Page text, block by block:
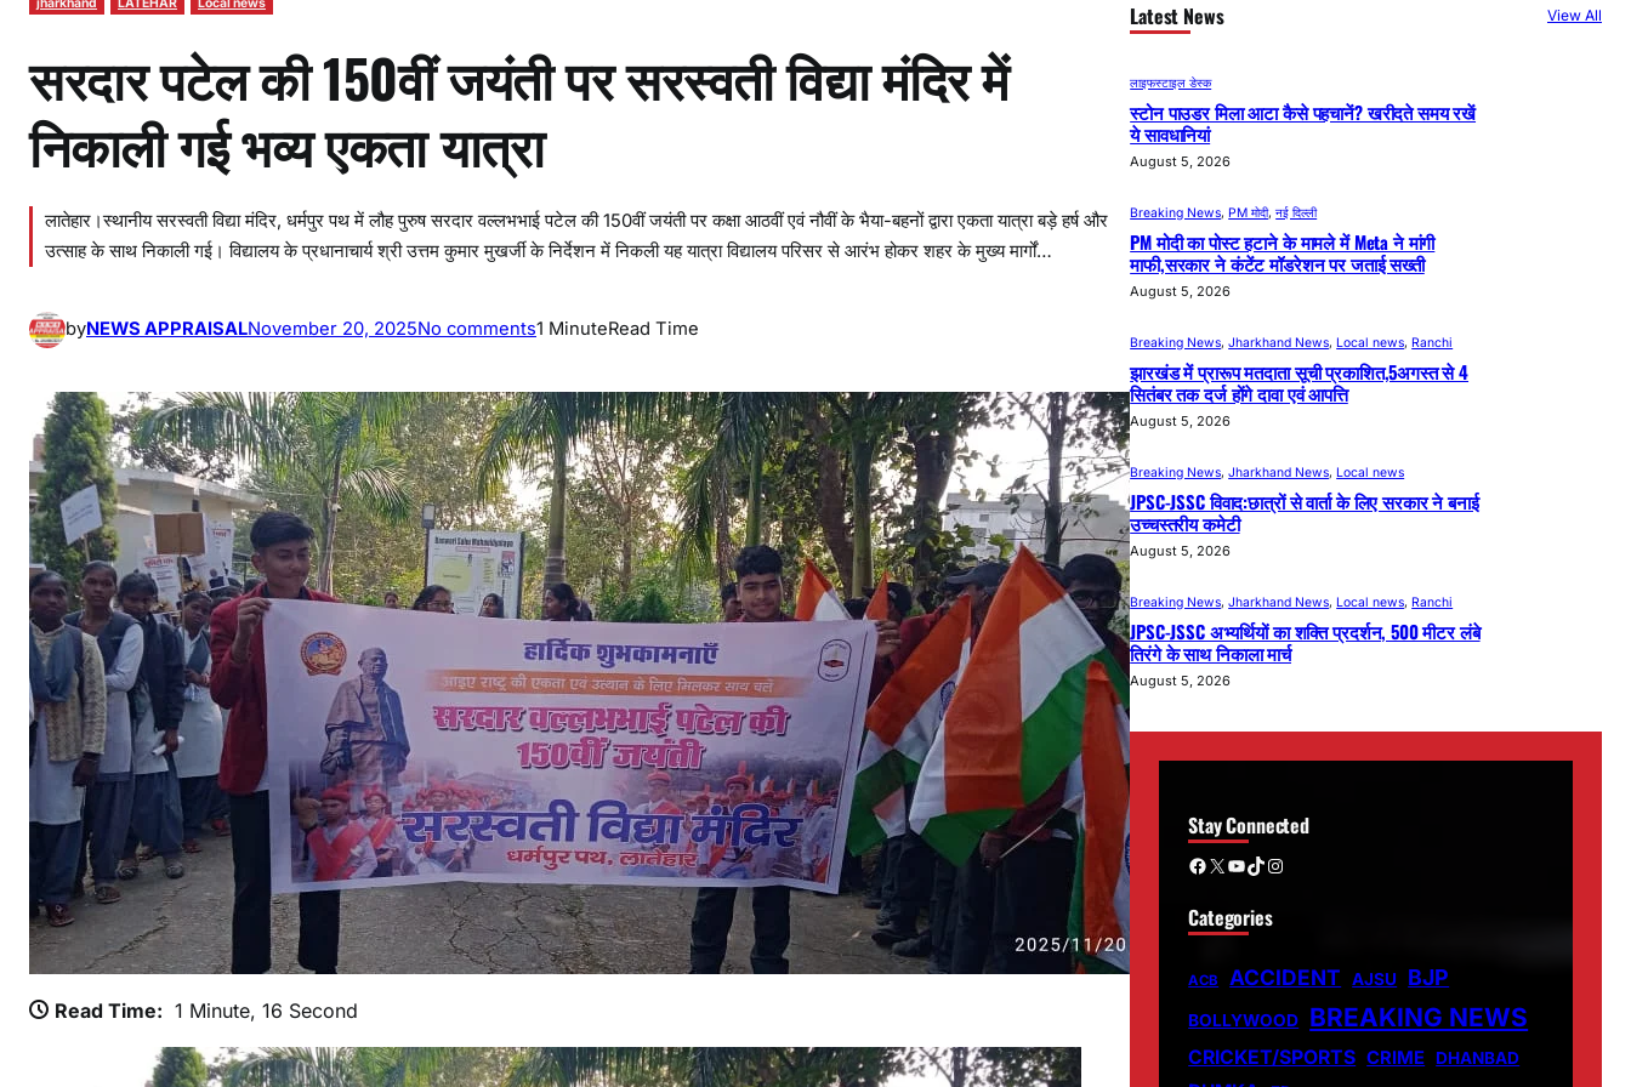
jharkhand LATEHAR Local news
सरदार पटेल की 150वीं जयंती पर सरस्वती विद्या मंदिर में
निकाली गई भव्य एकता यात्रा
लातेहार।स्थानीय सरस्वती विद्या मंदिर, धर्मपुर पथ में लौह पुरुष सरदार वल्लभभाई पटेल की 150वीं जयंती पर कक्षा आठवीं एवं नौवीं के भैया-बहनों द्वारा एकता यात्रा बड़े हर्ष और
उत्साह के साथ निकाली गई। विद्यालय के प्रधानाचार्य श्री उत्तम कुमार मुखर्जी के निर्देशन में निकली यह यात्रा विद्यालय परिसर से आरंभ होकर शहर के मुख्य मार्गों…
byNEWS APPRAISALNovember 20, 2025No commentso
स
र
दा
र
प
टे
ल
की
5
0
वीं
ज
ती
प
र
स
र
स्व
द्या
1 MinuteRead Time
Read Time: 1 Minute, 16 Second
Latest News View All
लाइफस्टाइल डेस्क
स्टोन पाउडर मिला आटा कैसे पहचानें? खरीदते समय रखें
ये सावधानियां
August 5, 2026
Breaking News, PM मोदी, नई दिल्ली
PM मोदी का पोस्ट हटाने के मामले में Meta ने मांगी
माफी,सरकार ने कंटेंट मॉडरेशन पर जताई सख्ती
August 5, 2026
Breaking News, Jharkhand News, Local news, Ranchi
झारखंड में प्रारूप मतदाता सूची प्रकाशित,5अगस्त से 4
सितंबर तक दर्ज होंगे दावा एवं आपत्ति
August 5, 2026
Breaking News, Jharkhand News, Local news
JPSC-JSSC विवाद:छात्रों से वार्ता के लिए सरकार ने बनाई
उच्चस्तरीय कमेटी
August 5, 2026
Breaking News, Jharkhand News, Local news, Ranchi
JPSC-JSSC अभ्यर्थियों का शक्ति प्रदर्शन, 500 मीटर लंबे
तिरंगे के साथ निकाला मार्च
August 5, 2026
Stay Connected
Facebook X YouTube TikTok Instagram
Categories
ACB ACCIDENT AJSU BJP
BOLLYWOOD BREAKING NEWS
CRICKET/SPORTS CRIME DHANBAD